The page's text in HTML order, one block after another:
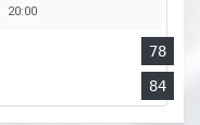
20:00
78
84